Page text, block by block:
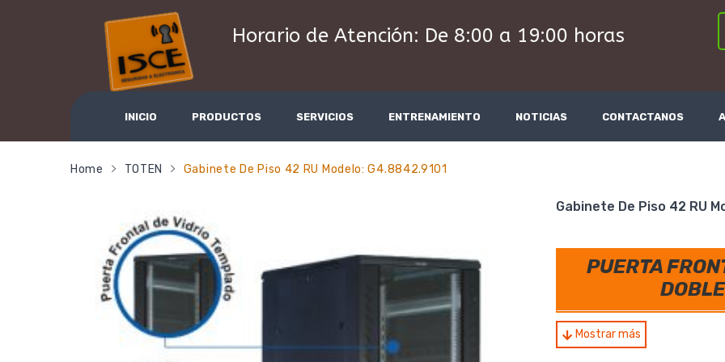
Horario de Atención: De 8:00 a 19:00 horas
INICIO PRODUCTOS SERVICIOS ENTRENAMIENTO NOTICIAS CONTACTANOS
Home TOTEN Gabinete De Piso 42 RU Modelo: G4.8842.9101
Gabinete De Piso 42 RU
PUERTA
Capacidad (RU)
Mostrar más